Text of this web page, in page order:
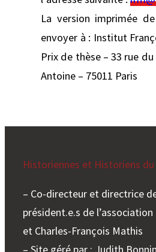
La version imprimée
envoyer à : Institut
Prix de thèse – 33 rue
Antoine – 75011 Paris
Historiennes et Historiens
– Co-directeur et directrice
président.e.s de
et Charles-François Mathis